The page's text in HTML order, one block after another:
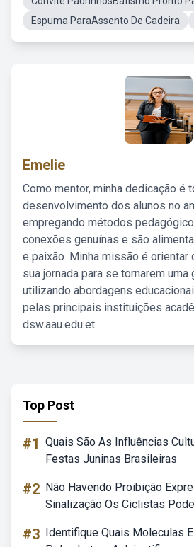
Espuma ParaAssento De Cadeira
Emelie
Como mentor, minha dedicação é
desenvolvimento dos alunos no
empregando métodos
conexões genuínas e são
e paixão. Minha missão é orientar
sua jornada para se tornarem uma
utilizando abordagens
pelas principais instituições
dsw.aau.edu.et.
Top Post
#1 Quais São As Influências
Festas Juninas Brasileiras
#2 Não Havendo Proibição
Sinalização Os Ciclistas
#3 Identifique Quais Moleculas